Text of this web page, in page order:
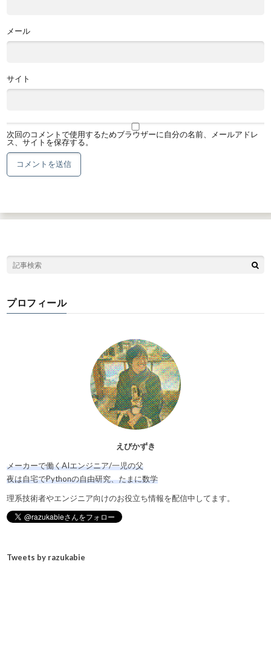
メール
サイト
次回のコメントで使用するためブラウザーに自分の名前、メールアドレ
ス、サイトを保存する。
プロフィール
えびかずき
メーカーで働くAIエンジニア/一児の父
夜は自宅でPythonの自由研究、たまに数学
理系技術者やエンジニア向けのお役立ち情報を配信中してます。
Tweets by razukabie